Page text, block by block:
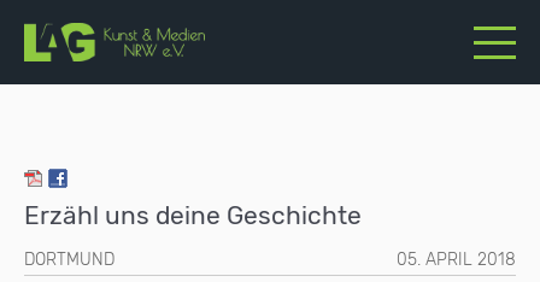
Erzähl uns deine Geschichte
DORTMUND 05. APRIL 2018